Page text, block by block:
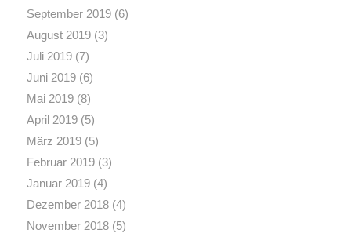
September 2019(6)
August 2019(3)
Juli 2019(7)
Juni 2019(6)
Mai 2019(8)
April 2019(5)
März 2019(5)
Februar 2019(3)
Januar 2019(4)
Dezember 2018(4)
November 2018(5)